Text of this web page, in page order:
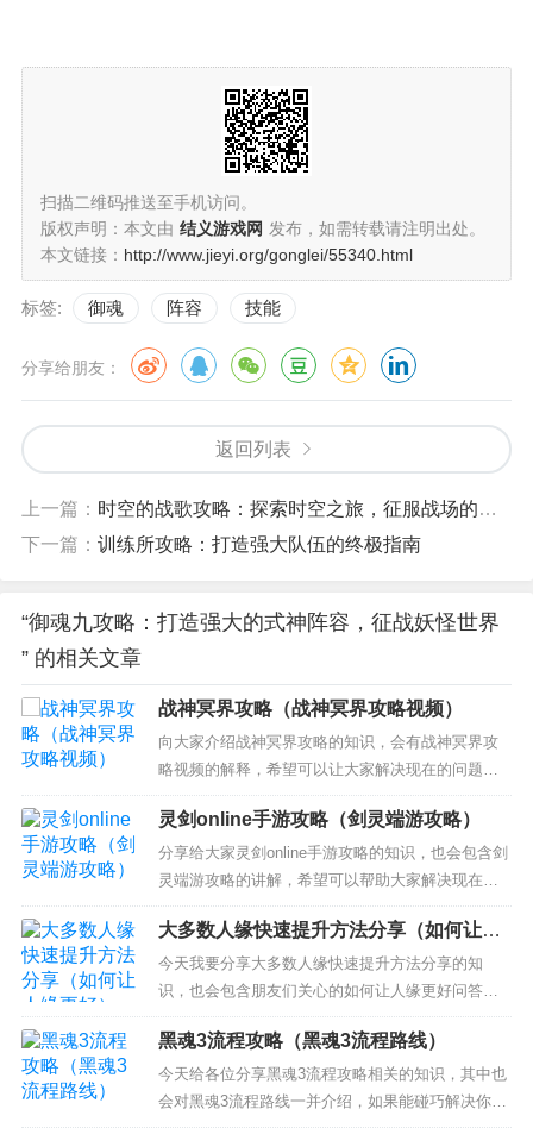
扫描二维码推送至手机访问。
版权声明：本文由 结义游戏网 发布，如需转载请注明出处。
本文链接： http://www.jieyi.org/gonglei/55340.html
标签: 御魂 阵容 技能
分享给朋友：
返回列表
上一篇： 时空的战歌攻略：探索时空之旅，征服战场的策略指南
下一篇： 训练所攻略：打造强大队伍的终极指南
“御魂九攻略：打造强大的式神阵容，征战妖怪世界
” 的相关文章
战神冥界攻略（战神冥界攻略视频）
向大家介绍战神冥界攻略的知识，会有战神冥界攻
略视频的解释，希望可以让大家解决现在的问题！
本文目录一览： 1、ps2战神1 到冥界怎么过？ 2、
战神4冥界门怎么开 3、PSP 战神 奥林匹斯之链 ，
冥界这一关，刚开始就难住了，这个地方怎么过去
啊…… ps2战神1 到冥界怎么过？ 连跳，跳起...
灵剑online手游攻略（剑灵端游攻略）
分享给大家灵剑online手游攻略的知识，也会包含剑
灵端游攻略的讲解，希望可以帮助大家解决现在的
问题！ 本文目录一览： 1、灵剑online手游哪个职业
好 2、灵剑online射手怎么加属性点？ 3、灵剑onlin
e手游有弓箭手的？ 4、灵剑手游哪一个角色无限拔
剑 灵剑online手游...
大多数人缘快速提升方法分享（如何让人
缘更好）
今天我要分享大多数人缘快速提升方法分享的知
识，也会包含朋友们关心的如何让人缘更好问答从
多个角度来解答，我希望能够解决你现在遇到的问
题！ 本文目录一览： 1、怎么提高自己的人缘？？
2、如何让人缘好起来 3、大多数人缘怎么增加 4、
如何提升自己的人缘? 5、大多数人缘怎么提升 6...
黑魂3流程攻略（黑魂3流程路线）
今天给各位分享黑魂3流程攻略相关的知识，其中也
会对黑魂3流程路线一并介绍，如果能碰巧解决你现